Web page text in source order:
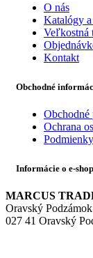
O nás
Katalógy
Veľkostná
Kontakt
Obchodné
Obchodné
Ochrana
Informácie o e-
MARCUS
Oravský
027 41 Oravský